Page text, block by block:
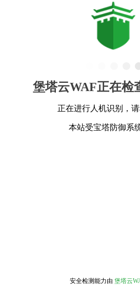
堡塔云WAF正在检
正在进行人机识别，
本站受宝塔防御系
安全检测能力由 堡塔云